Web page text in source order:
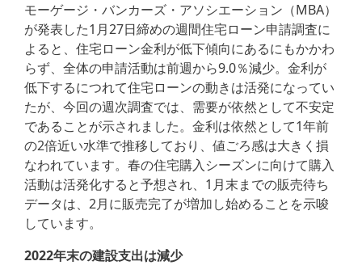
モーゲージ・バンカーズ・アソシエーション（MBA）
が発表した1月27日締めの週間住宅ローン申請調査に
よると、住宅ローン金利が低下傾向にあるにもかかわ
らず、全体の申請活動は前週から9.0％減少。金利が
低下するにつれて住宅ローンの動きは活発になってい
たが、今回の週次調査では、需要が依然として不安定
であることが示されました。金利は依然として1年前
の2倍近い水準で推移しており、値ごろ感は大きく損
なわれています。春の住宅購入シーズンに向けて購入
活動は活発化すると予想され、1月末までの販売待ち
データは、2月に販売完了が増加し始めることを示唆
しています。
2022年末の建設支出は減少